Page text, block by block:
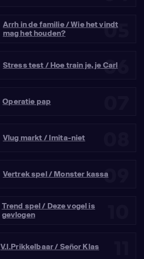
05
Arrh in de familie / Wie het vindt
mag het houden?
06
Stress test / Hoe train je, je Carl
Operatie pap
Vlug markt / Imita-niet
09
Vertrek spel / Monster kassa
Trend spel / Deze vogel is
gevlogen
V.I.Prikkelbaar / Señor Klas